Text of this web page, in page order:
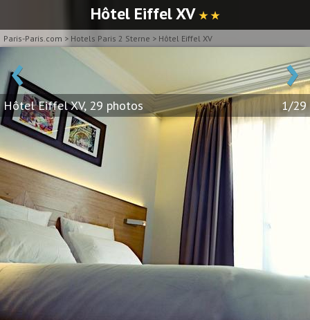
Hôtel Eiffel XV ★ ★
Paris-Paris.com > Hotels Paris 2 Sterne > Hôtel Eiffel XV
‹ ›
Hôtel Eiffel XV, 29 photos 1/29